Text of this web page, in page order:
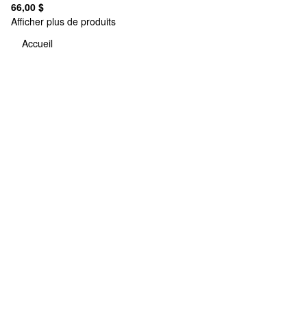
66,00 $
Afficher plus de produits
Accueil